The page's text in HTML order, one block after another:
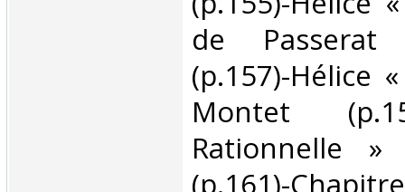
de
(p.157)-Hélice
Montet
Rationnelle
(p.161)-